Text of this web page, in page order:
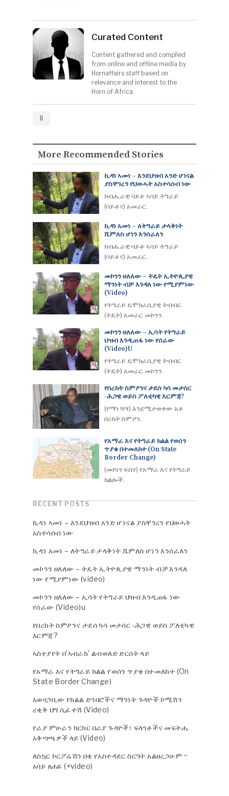
Curated Content
Content gathered and compiled
from online and offline media by
Hornaffairs staff based on
relevance and interest to the
Horn of Africa.
More Recommended Stories
ኪዳነ ኣመነ – እንደህዝብ አንድ ሆነናል
ያስቸገረን የህወሓት አስተሳሰብ ነው
ከብሔራዊ ባይቶ ኣባይ ትግራይ
(ባይቶና) አመራር.
ኪዳነ አመነ – ለትግራይ ታላቅነት
ሼምለስ ሆነን እንሰራለን
ከብሔራዊ ባይቶ ኣባይ ትግራይ
(ባይቶና) አመራር.
መኮንን ዘለለው – ትዴት ኢትዮጲያዊ
ማንነት ብቻ እንዳለ ነው የሚያምነው
(video)
የትግራይ ዴሞክራሲያዊ ትብብር
(ትዴት) አመራር መኮንን.
መኮንን ዘለለው – ኢሳት የትግራይ
ህዝብ እንዲጠፋ ነው የሰራው
(Video)u
የትግራይ ዴሞክራሲያዊ ትብብር
(ትዴት) አመራር መኮንን.
የበረከት ስምዖንና ታደሰ ካሳ መታሰር
-ሕጋዊ ወይስ ፖለቲካዊ እርምጃ?
(የማነ ካሣ) እንደሚታወቀው አቶ
በረከት ስምዖን.
የአማራ እና የትግራይ ክልል የወሰን
ጥያቄ በተመለከተ (On State
Border Change)
(መኮነን ፍስሃ) የአማራ እና የትግራይ
ክልሎች.
RECENT POSTS
ኪዳነ ኣመነ – እንደህዝብ አንድ ሆነናል ያስቸገረን የህወሓት
አስተሳሰብ ነው
ኪዳነ አመነ – ለትግራይ ታላቅነት ሼምለስ ሆነን እንሰራለን
መኮንን ዘለለው – ትዴት ኢትዮጲያዊ ማንነት ብቻ እንዳለ
ነው የሚያምነው (video)
መኮንን ዘለለው – ኢሳት የትግራይ ህዝብ እንዲጠፋ ነው
የሰራው (Video)u
የበረከት ስምዖንና ታደሰ ካሳ መታሰር -ሕጋዊ ወይስ ፖለቲካዊ
እርምጃ?
ኣስተያየት በ’ኣብራክ’ ልብወለድ ድርሰት ላይ
የአማራ እና የትግራይ ክልል የወሰን ጥያቄ በተመለከተ (On
State Border Change)
አወዛጋቢው የክልል ድንበሮችና ማንነት ጉዳዮች ኮሚሽን
ረቂቅ ህግ ሲፈተሽ (Video)
የራያ ምሁራን ክርክር በራያ ጉዳዮች፣ ፍላጎቶችና መፍትሔ
አቅጣጫዎች ላይ (Video)
ለስኳር ኮርፖሬሽን በቂ የአስተዳደር ስርዓት አልዘረጋሁም ~
አባይ ጸሐዬ (+video)